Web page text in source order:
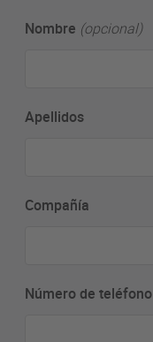
Nombre (opcional)
Apellidos
Compañía
Número de teléfono